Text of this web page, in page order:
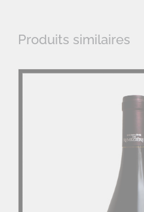
Produits similaires